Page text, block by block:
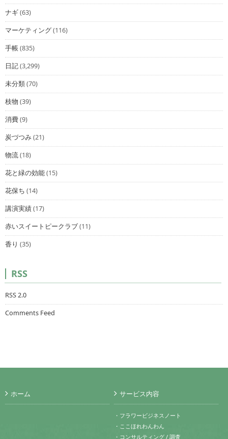
ナギ(63)
マーケティング(116)
手帳(835)
日記(3,299)
未分類(70)
枝物 (39)
消費(9)
炭づつみ(21)
物流(18)
花と緑の効能(15)
花保ち (14)
講演実績(17)
赤いスイートピークラブ(11)
香り (35)
RSS
RSS 2.0
Comments Feed
ホーム サービス内容
・フラワービジネスノート
・ここほれわんわん
・コンサルティング / 調査